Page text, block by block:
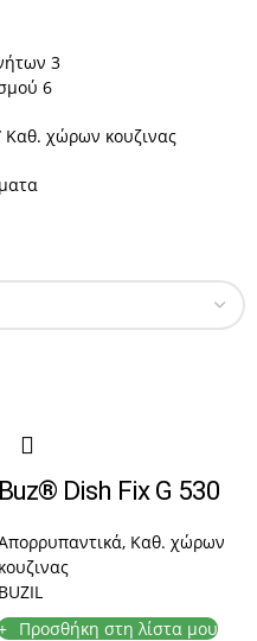
3
6
Καθ. χώρων κουζινας
Buz® Dish Fix G 530
, Καθ. χώρων
κουζινας
BUZIL
Προσθήκη στη λίστα μου